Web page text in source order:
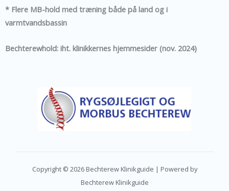
* Flere MB-hold med træning både på land og i
varmtvandsbassin
Bechterewhold: iht. klinikkernes hjemmesider (nov. 2024)
Copyright © 2026 Bechterew Klinikguide | Powered by
Bechterew Klinikguide